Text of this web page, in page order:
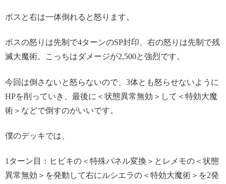
ボスと右は一体倒れると怒ります。
ボスの怒りは先制で4ターンのSP封印、右の怒りは先制で残
滅大魔術。こっちはダメージが2,500と強烈です。
今回は倒さないと怒らないので、3体とも怒らせないように
HPを削っていき、最後に＜状態異常無効＞して＜特効大魔
術＞などで倒すのがいいです。
僕のデッキでは、
1ターン目：ヒビキの＜特殊パネル変換＞とレメモの＜状態
異常無効＞を発動して右にルシエラの＜特効大魔術＞を2発